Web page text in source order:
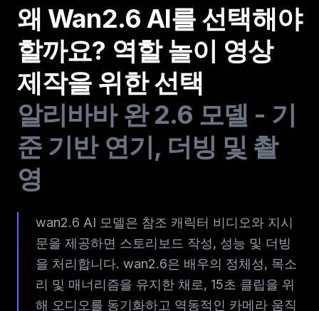
왜 Wan2.6 AI를 선택해야
할까요? 역할 놀이 영상
제작을 위한 선택
알리바바 완 2.6 모델 - 기
준 기반 연기, 더빙 및 촬
영
wan2.6 AI 모델은 참조 캐릭터 비디오와 지시
문을 제공하면 스토리보드 작성, 성능 및 더빙
을 처리합니다. wan2.6은 배우의 정체성, 목소
리 및 매너리즘을 유지한 채로, 15초 클립을 위
해 오디오를 동기화하고 역동적인 카메라 움직